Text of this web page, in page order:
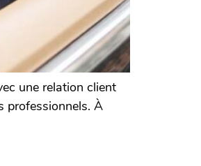
une relation client
professionnels. À